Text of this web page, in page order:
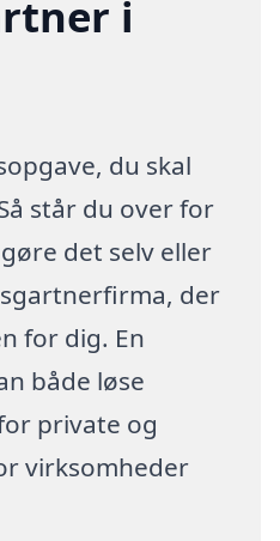
i
du skal
står du over for
det selv eller
der
for dig. En
både løse
private og
virksomheder